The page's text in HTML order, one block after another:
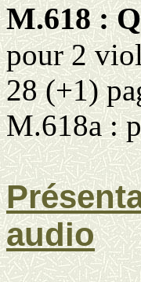
M.618 :
pour 2
28 (+1)
M.618a :
audio